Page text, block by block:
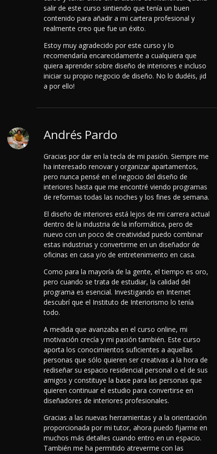
salir de este curso sintiendo que tenía un buen
contenido para añadir a mi cartera profesional y
realmente creo que fue un éxito.
Estoy muy agradecido por este curso y lo
recomendaría encarecidamente a cualquiera que
quiera aprender sobre diseño de interiores e incluso
iniciar su propio negocio de diseño. No lo dudéis, ¡id
a por ello!
Andrés Pardo
Gracias por dar en la tecla de mi pasión. Siempre me
ha interesado renovar y organizar apartamentos,
pero nunca pensé en el negocio del diseño de
interiores hasta que me encontré viendo programas
de reformas todas las noches y los fines de semana.
El diseño de interiores está lejos de mi carrera actual
dentro de la industria de la informática, pero de
nuevo con un poco de creatividad puedo combinar
estas industrias y convertirme en un diseñador de
oficinas en casa y/o de entretenimiento en casa.
Como para la mayoría de la gente, el tiempo es oro,
pero cuando se trata de estudiar, la calidad del
programa es esencial. Investigando en Internet
descubrí que el Instituto de Interiorismo lo tenía
todo.
A medida que avanzaba en el curso online, mi
motivación crecía y mi pasión también. Este curso
aporta los conocimientos suficientes a aquellas
personas que sólo quieren ser creativas a la hora de
rediseñar su espacio residencial personal o el de sus
amigos y constituye la base para las personas que
quieren continuar el estudio para convertirse en
diseñadores de interiores profesionales.
Gracias a las nuevas herramientas y a la orientación
proporcionada por mi tutor, ahora puedo fijarme en
muchos más detalles cuando entro en un espacio.
También me ha permitido atreverme con las